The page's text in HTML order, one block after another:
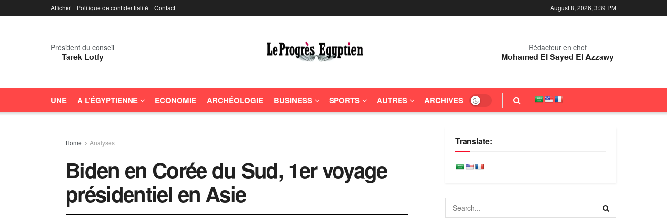
Afficher Politique de confidentialité Contact August 8, 2026, 3:39 PM
Président du conseil
Tarek Lotfy
Rédacteur en chef
Mohamed El Sayed El Azzawy
UNE A L’ÉGYPTIENNE ECONOMIE ARCHÉOLOGIE BUSINESS SPORTS AUTRES ARCHIVES
Home Analyses
Biden en Corée du Sud, 1er voyage
présidentiel en Asie
Translate: